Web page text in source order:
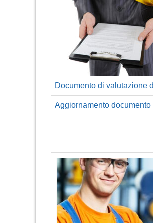
Documento di valutazione
Aggiornamento